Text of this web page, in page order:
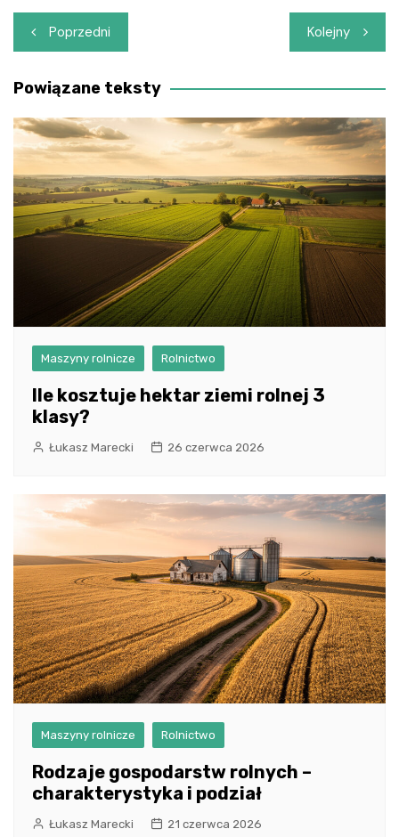
Nawigacja
wpisu
Poprzedni Kolejny
Powiązane teksty
Maszyny rolnicze Rolnictwo
Ile kosztuje hektar ziemi rolnej 3
klasy?
Łukasz Marecki 26 czerwca 2026
Maszyny rolnicze Rolnictwo
Rodzaje gospodarstw rolnych –
charakterystyka i podział
Łukasz Marecki 21 czerwca 2026